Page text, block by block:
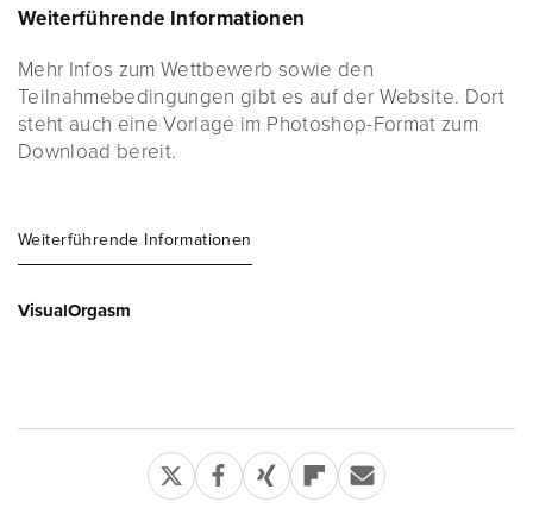
Weiterführende Informationen
Mehr Infos zum Wettbewerb sowie den
Teilnahmebedingungen gibt es auf der Website. Dort
steht auch eine Vorlage im Photoshop-Format zum
Download bereit.
Weiterführende Informationen
VisualOrgasm